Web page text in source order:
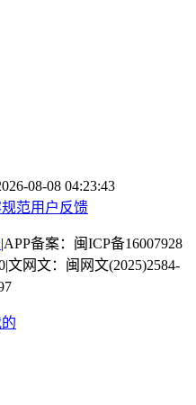
08-08 04:23:43
范用户反馈
|APP备案：闽ICP备16007928
|文网文：闽网文(2025)2584-